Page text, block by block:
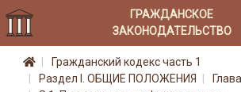
ГРАЖДАНСКОЕ
ЗАКОНОДАТЕЛЬСТВО
Гражданский кодекс часть 1
Раздел I. ОБЩИЕ ПОЛОЖЕНИЯ